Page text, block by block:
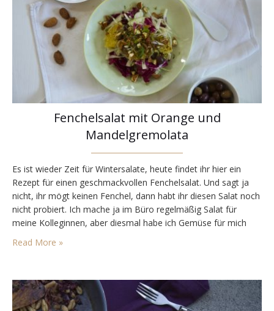
Fenchelsalat mit Orange und
Mandelgremolata
Es ist wieder Zeit für Wintersalate, heute findet ihr hier ein
Rezept für einen geschmackvollen Fenchelsalat. Und sagt ja
nicht, ihr mögt keinen Fenchel, dann habt ihr diesen Salat noch
nicht probiert. Ich mache ja im Büro regelmäßig Salat für
meine Kolleginnen, aber diesmal habe ich Gemüse für mich
eingekauft, um am Wochenende einen bunten Salat zu
zaubern. Naja, der…
Read More »